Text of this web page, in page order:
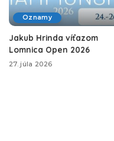
Oznamy
Jakub Hrinda víťazom
Lomnica Open 2026
27. júla 2026